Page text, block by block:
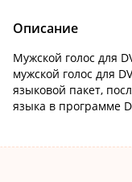
Описание
Мужской голос для
мужской голос для
языковой пакет,
языка в программе